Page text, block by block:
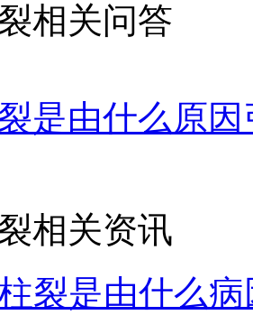
相关问答
是由什么原因
相关资讯
裂是由什么